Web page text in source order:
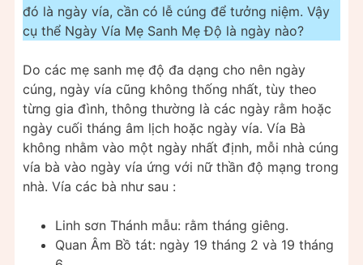
đó là ngày vía, cần có lễ cúng để tưởng niệm. Vậy
cụ thể Ngày Vía Mẹ Sanh Mẹ Độ là ngày nào?
Do các mẹ sanh mẹ độ đa dạng cho nên ngày
cúng, ngày vía cũng không thống nhất, tùy theo
từng gia đình, thông thường là các ngày rằm hoặc
ngày cuối tháng âm lịch hoặc ngày vía. Vía Bà
không nhằm vào một ngày nhất định, mỗi nhà cúng
vía bà vào ngày vía ứng với nữ thần độ mạng trong
nhà. Vía các bà như sau :
Linh sơn Thánh mẫu: rằm tháng giêng.
Quan Âm Bồ tát: ngày 19 tháng 2 và 19 tháng